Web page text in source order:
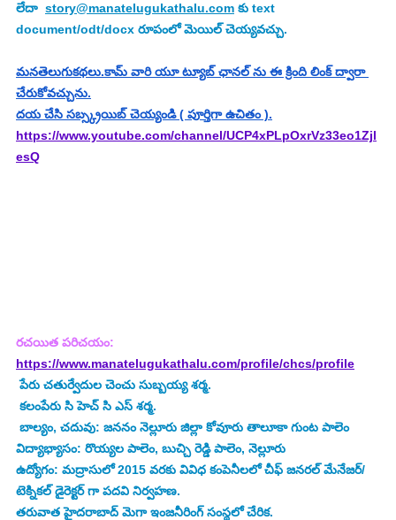
లేదా story@manatelugukathalu.com కు text
document/odt/docx రూపంలో మెయిల్ చెయ్యవచ్చు.
మనతెలుగుకథలు.కామ్ వారి యూ ట్యూబ్ ఛానల్ ను ఈ క్రింది లింక్ ద్వారా
చేరుకోవచ్చును.
దయ చేసి సబ్స్క్రయిబ్ చెయ్యండి ( పూర్తిగా ఉచితం ).
https://www.youtube.com/channel/UCP4xPLpOxrVz33eo1Zjl
esQ
రచయిత పరిచయం:
https://www.manatelugukathalu.com/profile/chcs/profile
పేరు చతుర్వేదుల చెంచు సుబ్బయ్య శర్మ.
కలంపేరు సి హెచ్ సి ఎస్ శర్మ.
బాల్యం, చదువు: జననం నెల్లూరు జిల్లా కోవూరు తాలూకా గుంట పాలెం
విద్యాభ్యాసం: రొయ్యల పాలెం, బుచ్చి రెడ్డి పాలెం, నెల్లూరు
ఉద్యోగం: మద్రాసులో 2015 వరకు వివిధ కంపెనీలలో చీఫ్ జనరల్ మేనేజర్/
టెక్నికల్ డైరెక్టర్ గా పదవి నిర్వహణ.
తరువాత హైదరాబాద్ మెగా ఇంజనీరింగ్ సంస్థలో చేరిక.